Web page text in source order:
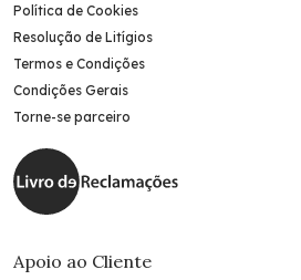
Política de Cookies
Resolução de Litígios
Termos e Condições
Condições Gerais
Torne-se parceiro
Apoio ao Cliente